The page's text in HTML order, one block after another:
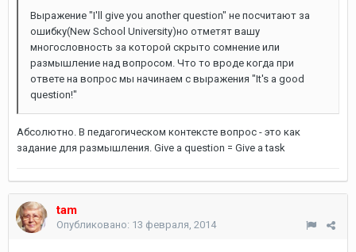
Выражение "I'll give you another question" не посчитают за
ошибку(New School University)но отметят вашу
многословность за которой скрыто сомнение или
размышление над вопросом. Что то вроде когда при
ответе на вопрос мы начинаем с выражения "It's a good
question!"
Абсолютно. В педагогическом контексте вопрос - это как
задание для размышления. Give a question = Give a task
tam
Опубликовано: 13 февраля, 2014